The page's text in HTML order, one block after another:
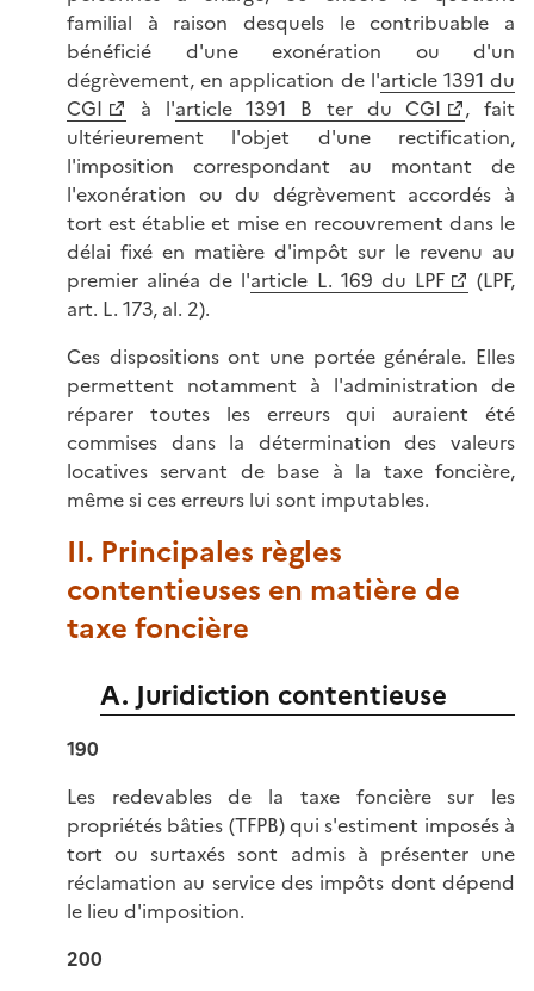
familial à raison desquels le contribuable a
bénéficié d'une exonération ou d'un
dégrèvement, en application de l'article 1391 du
CGI
à l'article 1391 B ter du CGI
, fait
ultérieurement l'objet d'une rectification,
l'imposition correspondant au montant de
l'exonération ou du dégrèvement accordés à
tort est établie et mise en recouvrement dans le
délai fixé en matière d'impôt sur le revenu au
premier alinéa de l'article L. 169 du LPF
(LPF,
art. L. 173, al. 2).
Ces dispositions ont une portée générale. Elles
permettent notamment à l'administration de
réparer toutes les erreurs qui auraient été
commises dans la détermination des valeurs
locatives servant de base à la taxe foncière,
même si ces erreurs lui sont imputables.
II. Principales règles
contentieuses en matière de
taxe foncière
A. Juridiction contentieuse
190
Les redevables de la taxe foncière sur les
propriétés bâties (TFPB) qui s'estiment imposés à
tort ou surtaxés sont admis à présenter une
réclamation au service des impôts dont dépend
le lieu d'imposition.
200